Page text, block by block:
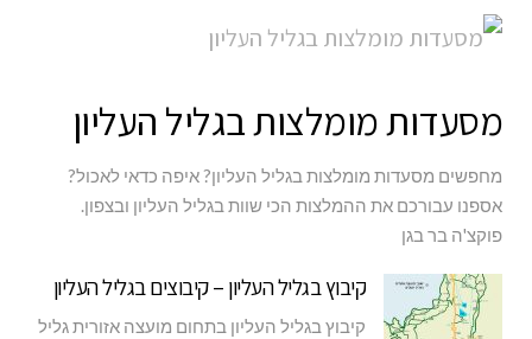
מסעדות מומלצות בגליל העליון
מחפשים מסעדות מומלצות בגליל העליון? איפה כדאי לאכול?
אספנו עבורכם את ההמלצות הכי שוות בגליל העליון ובצפון.
פוקצ'ה בר בגן
קיבוץ בגליל העליון – קיבוצים בגליל העליון
קיבוץ בגליל העליון בתחום מועצה אזורית גליל